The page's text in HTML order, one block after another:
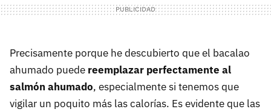
Precisamente porque he descubierto que el bacalao
ahumado puede reemplazar perfectamente al
salmón ahumado, especialmente si tenemos que
vigilar un poquito más las calorías. Es evidente que las